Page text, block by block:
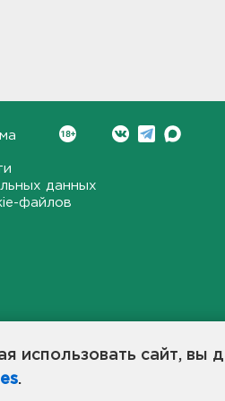
использовать сайт, вы
.
данных
файлов
области, экономической и
станет популярной и
в 47-м регионе России.